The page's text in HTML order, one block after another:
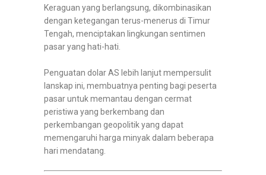
Keraguan yang berlangsung, dikombinasikan
dengan ketegangan terus-menerus di Timur
Tengah, menciptakan lingkungan sentimen
pasar yang hati-hati.
Penguatan dolar AS lebih lanjut mempersulit
lanskap ini, membuatnya penting bagi peserta
pasar untuk memantau dengan cermat
peristiwa yang berkembang dan
perkembangan geopolitik yang dapat
memengaruhi harga minyak dalam beberapa
hari mendatang.